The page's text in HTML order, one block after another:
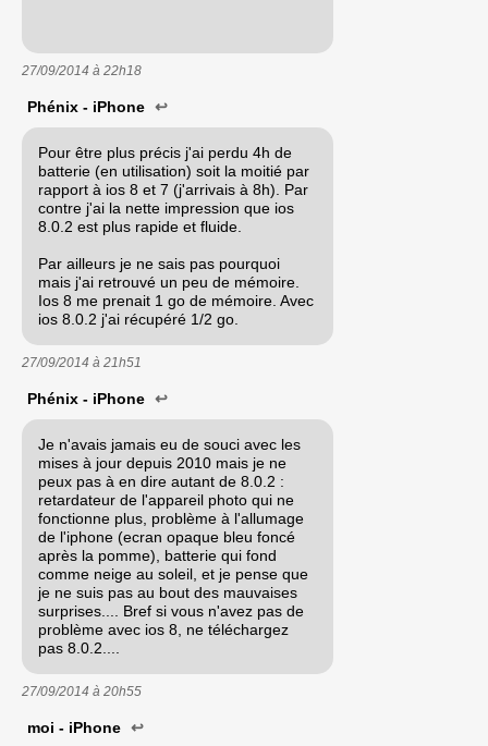
27/09/2014 à 22h18
Phénix - iPhone ↩
Pour être plus précis j'ai perdu 4h de
batterie (en utilisation) soit la moitié par
rapport à ios 8 et 7 (j'arrivais à 8h). Par
contre j'ai la nette impression que ios
8.0.2 est plus rapide et fluide.
Par ailleurs je ne sais pas pourquoi
mais j'ai retrouvé un peu de mémoire.
Ios 8 me prenait 1 go de mémoire. Avec
ios 8.0.2 j'ai récupéré 1/2 go.
27/09/2014 à 21h51
Phénix - iPhone ↩
Je n'avais jamais eu de souci avec les
mises à jour depuis 2010 mais je ne
peux pas à en dire autant de 8.0.2 :
retardateur de l'appareil photo qui ne
fonctionne plus, problème à l'allumage
de l'iphone (ecran opaque bleu foncé
après la pomme), batterie qui fond
comme neige au soleil, et je pense que
je ne suis pas au bout des mauvaises
surprises.... Bref si vous n'avez pas de
problème avec ios 8, ne téléchargez
pas 8.0.2....
27/09/2014 à 20h55
moi - iPhone ↩